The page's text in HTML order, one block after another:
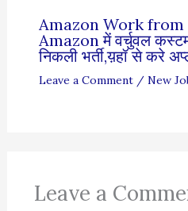
Amazon Work from
Amazon में वर्चुवल
निकली भर्ती,य़हॉ से करे
Leave a Comment / New
Leave a